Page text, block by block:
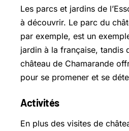
Les parcs et jardins de
à découvrir. Le parc du
par exemple, est un
jardin à la française, tandis
château de Chamarande
pour se promener et se
Activités
En plus des visites de